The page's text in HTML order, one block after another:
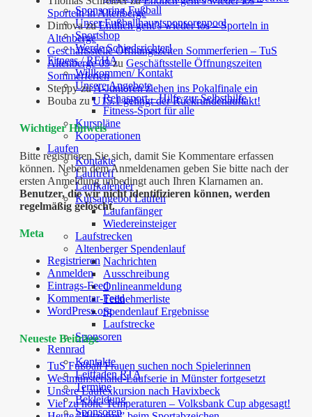
Sponsoring Fußball
Unser Fußballhauptsponsorenpool
Sportshop
Werde Schiedsrichter!
Fitness / REHA
Willkommen/ Kontakt
Unsere Angebote
Rehasport – Hilfe zur Selbsthilfe
Fitness-Sport für alle
Kurspläne
Kooperationen
Laufen
Kontakte
Lauftreff
Laufkalender
Kursangebot Laufen
Laufanfänger
Wiedereinsteiger
Laufstrecken
Altenberger Spendenlauf
Nachrichten
Ausschreibung
Onlineanmeldung
Teilnehmerliste
Spendenlauf Ergebnisse
Laufstrecke
Sponsoren
Rennrad
Kontakte
Leitfaden RTA
Termine
Bekleidung
Sponsoren
Sporteln in Altenberge
DimovazuEndlich geht’s wieder los – Sporteln in
Altenberge
Geschäftsstelle Öffnungszeiten Sommerferien – TuS
Altenberge 09zu Geschäftsstelle Öffnungszeiten
Sommerferien
SteppyzuA-Junioren ziehen ins Pokalfinale ein
Bouba zuU15.1 gelingt der Rückrundenauftakt!
Wichtiger Hinweis
Bitte registrieren Sie sich, damit Sie Kommentare erfassen
können. Neben dem Anmeldenamen geben Sie bitte nach der
ersten Anmeldung unbedingt auch Ihren Klarnamen an.
Benutzer, die wir nicht identifizieren können, werden
regelmäßig gelöscht.
Meta
Registrieren
Anmelden
Eintrags-Feed
Kommentar-Feed
WordPress.org
Neueste Beiträge
TuS Fußball Frauen suchen noch Spielerinnen
Westmünsterland-Laufserie in Münster fortgesetzt
Unsere Laufexkursion nach Havixbeck
Viel zu hohe Temperaturen – Volksbank Cup abgesagt!